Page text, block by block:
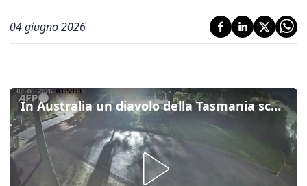
04 giugno 2026
In Australia un diavolo della Tasmania scappa dal parco faunistico